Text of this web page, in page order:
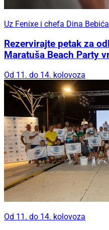
Uz Fenixe i chefa Dina Bebića
Rezervirajte petak za
Maratuša Beach Party
Od 11. do 14. kolovoza
Od 11. do 14. kolovoza